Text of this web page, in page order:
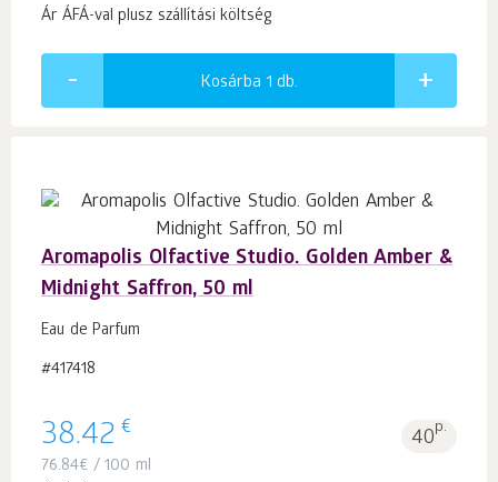
Ár ÁFÁ-val plusz szállítási költség
Kosárba 1 db.
Aromapolis Olfactive Studio. Golden Amber &
Midnight Saffron, 50 ml
Eau de Parfum
#417418
38.42 € 40p.
76.84€ / 100 ml